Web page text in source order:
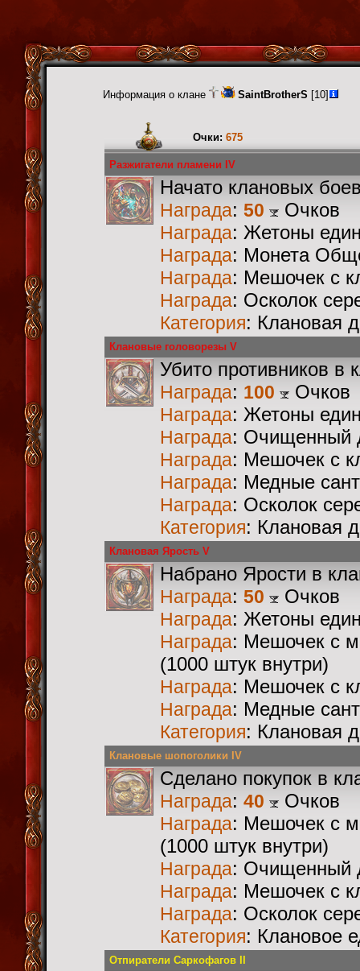
Информация о клане SaintBrotherS [10]
Очки: 675
Разжигатели пламени IV
Начато клановых
Награда: 50 Очков
Награда: Жетоны
Награда: Монета
Награда: Мешочек с
Награда: Осколок
Категория: Клановая
Клановые головорезы V
Убито противников в
Награда: 100 Очков
Награда: Жетоны
Награда: Очищенный
Награда: Мешочек с
Награда: Медные
Награда: Осколок
Категория: Клановая
Клановая Ярость V
Набрано Ярости в
Награда: 50 Очков
Награда: Жетоны
Награда: Мешочек с
(1000 штук внутри)
Награда: Мешочек с
Награда: Медные
Категория: Клановая
Клановые шопоголики IV
Сделано покупок в
Награда: 40 Очков
Награда: Мешочек с
(1000 штук внутри)
Награда: Очищенный
Награда: Мешочек с
Награда: Осколок
Категория: Клановое
Отпиратели Саркофагов II